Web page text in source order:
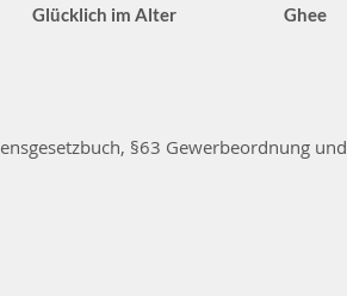
Glücklich im Alter Ghee
§63 Gewerbeordnung und